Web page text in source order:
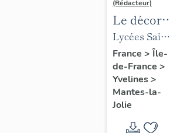
(Rédacteur)
Le décor
des lycées
de Mantes
Lycées Saint-
Exupéry et
Jean Rostand
France > Île-
de-France >
Yvelines>
Mantes-la-
Jolie